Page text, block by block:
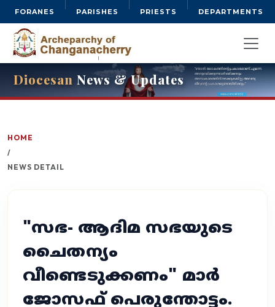
FORANES PARISHES PRIESTS DEPARTMENTS
Diocesan News & Updates
HOME
/
NEWS DETAIL
"സഭ- ആദിമ സഭയുടെ
ചൈതന്യം
വീണ്ടെടുക്കണം" മാര്‍
ജോസഫ് പെരുന്തോട്ടം.